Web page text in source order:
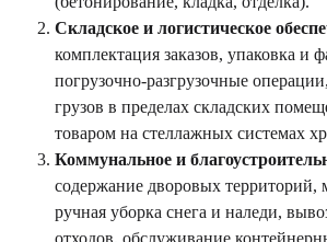
Складское и логистическое
комплектация заказов, упаковка и
погрузочно-разгрузочные
грузов в пределах складских
товаром на стеллажных системах
Коммунальное и
содержание дворовых территорий,
ручная уборка снега и наледи,